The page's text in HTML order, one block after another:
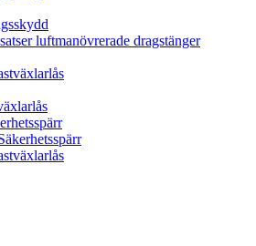
luftmanövrerade dragstänger